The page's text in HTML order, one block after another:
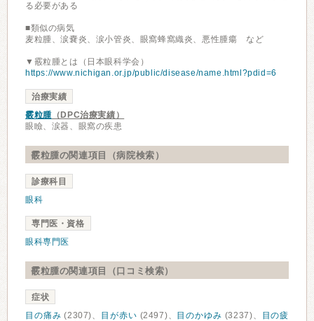
る必要がある
■類似の病気
麦粒腫、涙嚢炎、涙小管炎、眼窩蜂窩織炎、悪性腫瘍 など
▼霰粒腫とは（日本眼科学会）
https://www.nichigan.or.jp/public/disease/name.html?pdid=6
治療実績
霰粒腫（DPC治療実績）
眼瞼、涙器、眼窩の疾患
霰粒腫の関連項目（病院検索）
診療科目
眼科
専門医・資格
眼科専門医
霰粒腫の関連項目（口コミ検索）
症状
目の痛み (2307)、 目が赤い (2497)、 目のかゆみ (3237)、
目の疲